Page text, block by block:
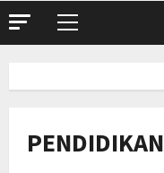
Primary
PENDIDIKAN